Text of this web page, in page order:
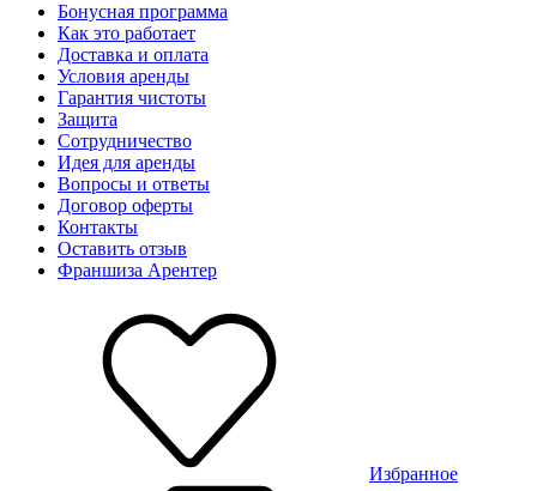
Бонусная программа
Как это работает
Доставка и оплата
Условия аренды
Гарантия чистоты
Защита
Сотрудничество
Идея для аренды
Вопросы и ответы
Договор оферты
Контакты
Оставить отзыв
Франшиза Арентер
Избранное